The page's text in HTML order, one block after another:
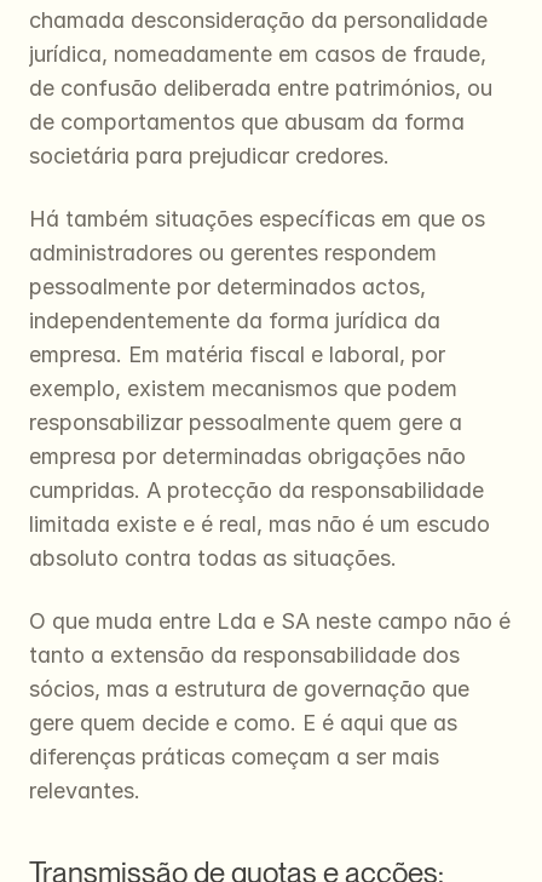
chamada desconsideração da personalidade
jurídica, nomeadamente em casos de fraude,
de confusão deliberada entre patrimónios, ou
de comportamentos que abusam da forma
societária para prejudicar credores.
Há também situações específicas em que os
administradores ou gerentes respondem
pessoalmente por determinados actos,
independentemente da forma jurídica da
empresa. Em matéria fiscal e laboral, por
exemplo, existem mecanismos que podem
responsabilizar pessoalmente quem gere a
empresa por determinadas obrigações não
cumpridas. A protecção da responsabilidade
limitada existe e é real, mas não é um escudo
absoluto contra todas as situações.
O que muda entre Lda e SA neste campo não é
tanto a extensão da responsabilidade dos
sócios, mas a estrutura de governação que
gere quem decide e como. E é aqui que as
diferenças práticas começam a ser mais
relevantes.
Transmissão de quotas e acções: